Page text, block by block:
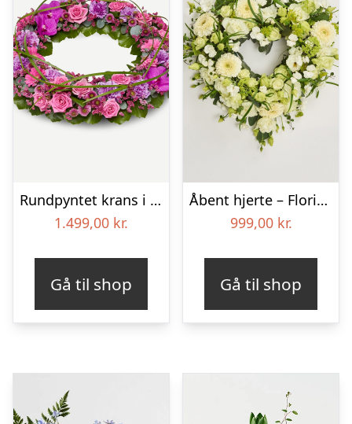
Rundpyntet krans i klassisk stil – pink
1.499,00 kr.
Gå til shop
Åbent hjerte – Floristens kreative valg
999,00 kr.
Gå til shop